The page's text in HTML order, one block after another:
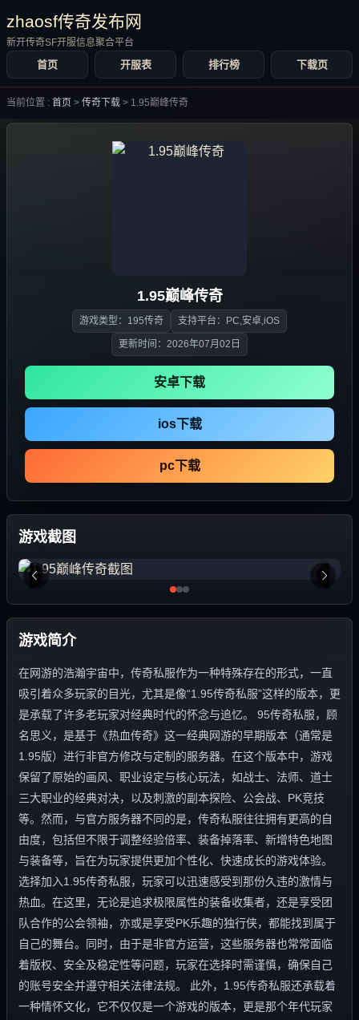
zhaosf传奇发布网
新开传奇SF开服信息聚合平台
首页 开服表 排行榜 下载页
当前位置 : 首页 > 传奇下载 > 1.95巅峰传奇
1.95巅峰传奇
游戏类型：195传奇 支持平台：PC,安卓,iOS
更新时间：2026年07月02日
安卓下载
ios下载
pc下载
游戏截图
游戏简介
在网游的浩瀚宇宙中，传奇私服作为一种特殊存在的形式，一直
吸引着众多玩家的目光，尤其是像“1.95传奇私服”这样的版本，更
是承载了许多老玩家对经典时代的怀念与追忆。 95传奇私服，顾
名思义，是基于《热血传奇》这一经典网游的早期版本（通常是
1.95版）进行非官方修改与定制的服务器。在这个版本中，游戏
保留了原始的画风、职业设定与核心玩法，如战士、法师、道士
三大职业的经典对决，以及刺激的副本探险、公会战、PK竞技
等。然而，与官方服务器不同的是，传奇私服往往拥有更高的自
由度，包括但不限于调整经验倍率、装备掉落率、新增特色地图
与装备等，旨在为玩家提供更加个性化、快速成长的游戏体验。
选择加入1.95传奇私服，玩家可以迅速感受到那份久违的激情与
热血。在这里，无论是追求极限属性的装备收集者，还是享受团
队合作的公会领袖，亦或是享受PK乐趣的独行侠，都能找到属于
自己的舞台。同时，由于是非官方运营，这些服务器也常常面临
着版权、安全及稳定性等问题，玩家在选择时需谨慎，确保自己
的账号安全并遵守相关法律法规。 此外，1.95传奇私服还承载着
一种情怀文化，它不仅仅是一个游戏的版本，更是那个年代玩家